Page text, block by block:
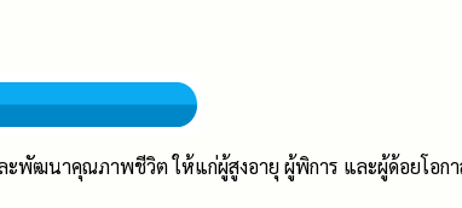
ะพัฒนาคุณภาพชีวิต ให้แก่ผู้สูงอายุ ผู้พิการ และผู้ด้อยโอก